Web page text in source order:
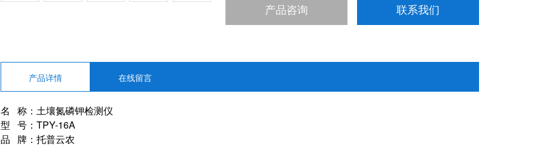
产品咨询 联系我们
产品详情 在线留言
名 称：土壤氮磷钾检测仪
型 号：TPY-16A
品 牌：托普云农